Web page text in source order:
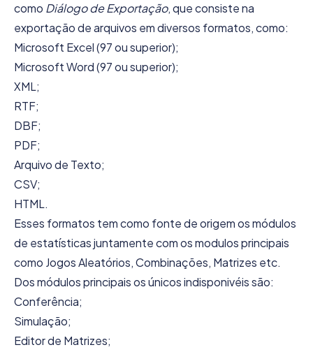
como Diálogo de Exportação, que consiste na
exportação de arquivos em diversos formatos, como:
Microsoft Excel (97 ou superior);
Microsoft Word (97 ou superior);
XML;
RTF;
DBF;
PDF;
Arquivo de Texto;
CSV;
HTML.
Esses formatos tem como fonte de origem os módulos
de estatísticas juntamente com os modulos principais
como Jogos Aleatórios, Combinações, Matrizes etc.
Dos módulos principais os únicos indisponivéis são:
Conferência;
Simulação;
Editor de Matrizes;